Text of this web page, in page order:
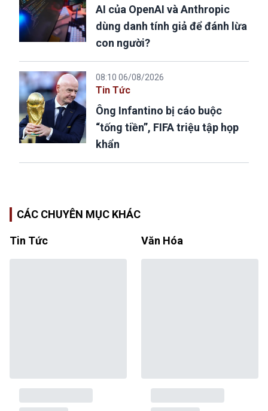
AI của OpenAI và Anthropic
dùng danh tính giả để đánh lừa
con người?
08:10 06/08/2026
Tin Tức
Ông Infantino bị cáo buộc
“tống tiền”, FIFA triệu tập họp
khẩn
CÁC CHUYÊN MỤC KHÁC
Tin Tức Văn Hóa